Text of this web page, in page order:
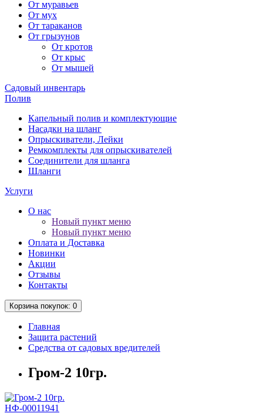
От муравьев
От мух
От тараканов
От грызунов
От кротов
От крыс
От мышей
Садовый инвентарь
Полив
Капельный полив и комплектующие
Насадки на шланг
Опрыскиватели, Лейки
Ремкомплекты для опрыскивателей
Соединители для шланга
Шланги
Услуги
О нас
Новый пункт меню
Новый пункт меню
Оплата и Доставка
Новинки
Акции
Отзывы
Контакты
Корзина покупок: 0
Главная
Защита растений
Средства от садовых вредителей
Гром-2 10гр.
НФ-00011941